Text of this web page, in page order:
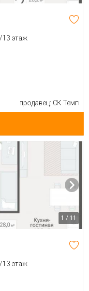
13 этаж
продавец: СК Темп
1 / 11
13 этаж